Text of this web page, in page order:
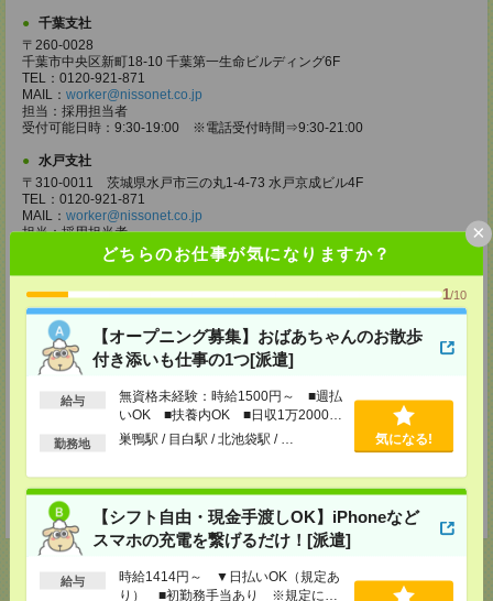
どちらのお仕事が気になりますか？
1/10
【オープニング募集】おばあちゃんのお散歩
付き添いも仕事の1つ[派遣]
給与
無資格未経験：時給1500円～ ■週払
いOK ■扶養内OK ■日収1万2000円
以上
勤務地 巣鴨駅 / 目白駅 / 北池袋駅 / … 気になる!
【シフト自由・現金手渡しOK】iPhoneなど
スマホの充電を繋げるだけ！[派遣]
給与
時給1414円～ ▼日払いOK（規定あ
り） ■初勤務手当あり ※規定によ
×
千葉支社
〒260-0028
千葉市中央区新町18-10 千葉第一生命ビルディング6F
TEL：0120-921-871
MAIL： worker@nissonet.co.jp
担当：採用担当者
受付可能日時：9:30-19:00 ※電話受付時間⇒9:30-21:00
水戸支社
〒310-0011 茨城県水戸市三の丸1-4-73 水戸京成ビル4F
TEL：0120-921-871
MAIL： worker@nissonet.co.jp
担当：採用担当者
受付可能日時：9:30-19:00 ※電話受付時間⇒9:30-21:00
〒320-0811 栃木県宇都宮市大通り1-2-11 フコク生命ビル4F
TEL：0120-921-871
MAIL：worker@nissonet.co.jp
担当：採用担当者
受付可能日時：9:30-19:00 ※電話受付時間⇒9:30-21:00
高崎支社
埼玉県さいたま市大宮区仲町2-23-2 大宮仲町センタービル3F（さいたま
支社内）
MAIL：worker@nissonet.co.jp
担当：採用担当者
受付可能日時：9:30-19:00 ※電話受付時間⇒9:30-21:00